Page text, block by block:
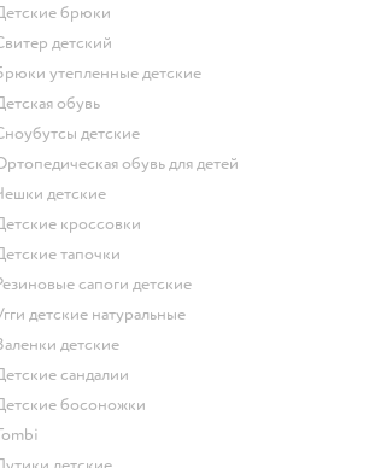
Детские брюки
Свитер детский
Брюки утепленные детские
Детская обувь
Сноубутсы детские
Ортопедическая обувь для детей
Чешки детские
Детские кроссовки
Детские тапочки
Резиновые сапоги детские
Угги детские натуральные
Валенки детские
Детские сандалии
Детские босоножки
Tombi